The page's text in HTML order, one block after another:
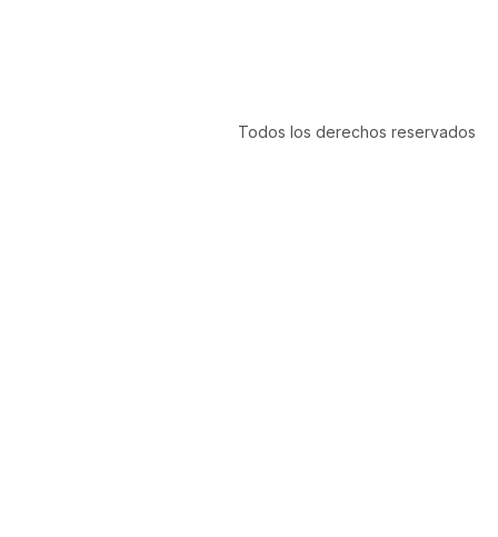
Todos los derechos reservados